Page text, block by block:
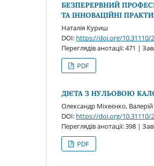
БЕЗПЕРЕРВНИЙ
ТА ІННОВАЦІЙНІ
Наталія Куриш
DOI: https://doi.org/10.31110/
Переглядів анотації: 471 |
PDF
ДІЄТА З НУЛЬОВОЮ
Олександр Міхеєнко,
DOI: https://doi.org/10.31110/
Переглядів анотації: 398 |
PDF